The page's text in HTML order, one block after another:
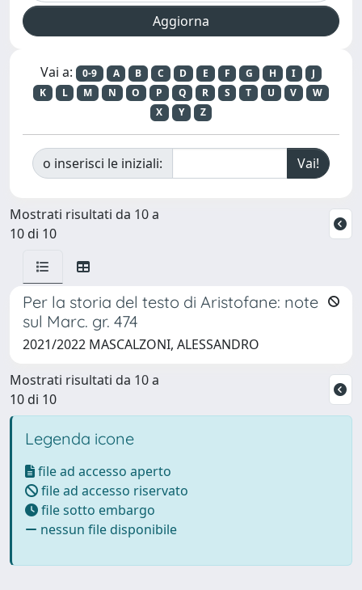
Vai a: 0-9 A B C D E F G H I
J
K
L M N O P Q R S T U V
W
X
Y Z
o inserisci le iniziali:
Mostrati risultati da 10 a
10 di 10
Per la storia del testo di Aristofane: note
sul Marc. gr. 474
2021/2022 MASCALZONI, ALESSANDRO
Mostrati risultati da 10 a
10 di 10
Legenda icone
file ad accesso aperto
file ad accesso riservato
file sotto embargo
nessun file disponibile